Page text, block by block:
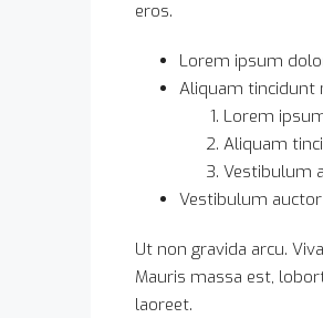
eros.
Lorem ipsum
Aliquam tincidunt
Lorem
Aliquam
Vestibulum
Vestibulum
Ut non gravida arcu.
Mauris massa est,
laoreet.